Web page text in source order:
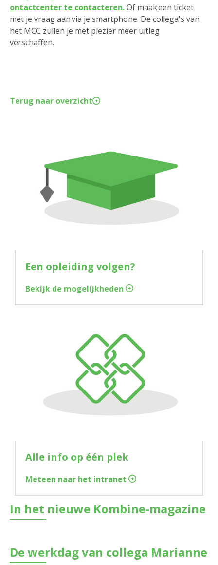
ontactcenter te contacteren.Of maak een ticket
met je vraag aan via je smartphone. De collega's van
het MCC zullen je met plezier meer uitleg
verschaffen.
Terug naar overzicht
Een opleiding volgen?
Bekijk de mogelijkheden
Alle info op één plek
Meteen naar het intranet
In het nieuwe Kombine-magazine
De werkdag van collega Marianne